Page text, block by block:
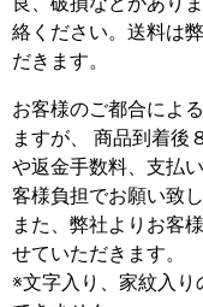
絡ください。送料は
だきます。
お客様のご都合によ
ますが、
商品到着後
や返金手数料、支払
客様負担でお願い致し
また、弊社よりお客
せていただきます。
※文字入り、家紋入り